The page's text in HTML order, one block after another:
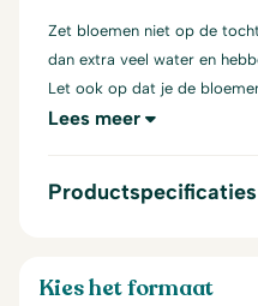
Zet bloemen niet op de
dan extra veel water en
Let ook op dat je de
Lees meer
Productspecificaties
Kies het formaat